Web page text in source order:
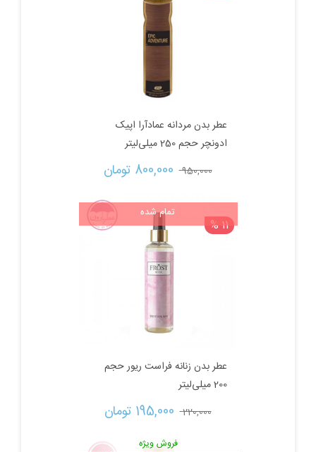
بود.
عطر بدن مردانه عمادآرا اپیک
ادونچر حجم 250 میلی‌لیتر
950,000 قیمت
اصلی:
بود.
800,000 تومان
فعلی:
800,000 تومان.
11 %
تمام شده
عطر بدن زنانه فراست ریور حجم
200 میلی‌لیتر
220,000 قیمت
اصلی:
195,000 تومان
فعلی:
فروش ویژه